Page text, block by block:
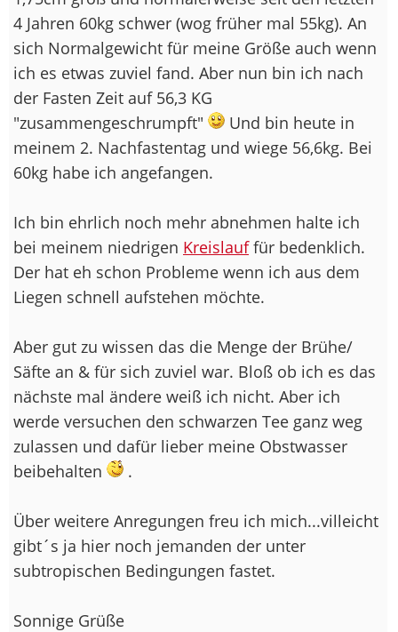
4 Jahren 60kg schwer (wog früher mal 55kg). An
sich Normalgewicht für meine Größe auch wenn
ich es etwas zuviel fand. Aber nun bin ich nach
der Fasten Zeit auf 56,3 KG
"zusammengeschrumpft"
Und bin heute in
meinem 2. Nachfastentag und wiege 56,6kg. Bei
60kg habe ich angefangen.
Ich bin ehrlich noch mehr abnehmen halte ich
bei meinem niedrigen Kreislauffür bedenklich.
Der hat eh schon Probleme wenn ich aus dem
Liegen schnell aufstehen möchte.
Aber gut zu wissen das die Menge der Brühe/
Säfte an & für sich zuviel war. Bloß ob ich es das
nächste mal ändere weiß ich nicht. Aber ich
werde versuchen den schwarzen Tee ganz weg
zulassen und dafür lieber meine Obstwasser
beibehalten
.
Über weitere Anregungen freu ich mich...villeicht
gibt´s ja hier noch jemanden der unter
subtropischen Bedingungen fastet.
Sonnige Grüße